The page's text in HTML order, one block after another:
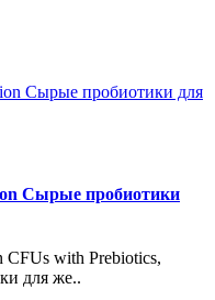
Сырые пробиотики
with Prebiotics,
для же..